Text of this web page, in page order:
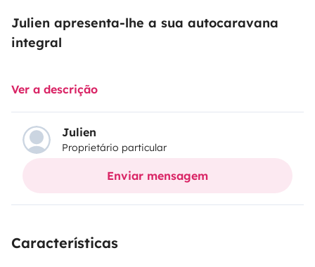
Julien apresenta-lhe a sua autocaravana
integral
Ver a descrição
Julien
Proprietário particular
Enviar mensagem
Características